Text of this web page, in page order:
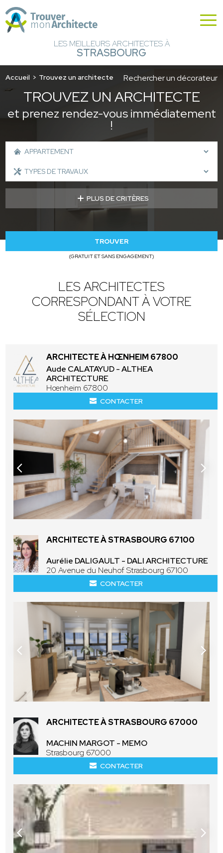
LES MEILLEURS ARCHITECTES À
STRASBOURG
Accueil Trouvez un architecte Rechercher un décorateur
TROUVEZ UN ARCHITECTE
et prenez rendez-vous immédiatement
!
PLUS DE CRITÈRES
TROUVER
(GRATUIT ET SANS ENGAGEMENT)
LES ARCHITECTES
CORRESPONDANT À VOTRE
SÉLECTION
ARCHITECTE À HŒNHEIM 67800
Aude CALATAYUD - ALTHEA
ARCHITECTURE
Hœnheim 67800
CONTACTER
ARCHITECTE À STRASBOURG 67100
Aurélie DALIGAULT - DALI ARCHITECTURE
20 Avenue du Neuhof Strasbourg 67100
CONTACTER
ARCHITECTE À STRASBOURG 67000
MACHIN MARGOT - MEMO
Strasbourg 67000
CONTACTER